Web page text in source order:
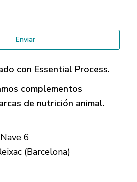
con Essential Process.
complementos
de nutrición animal.
6
(Barcelona)